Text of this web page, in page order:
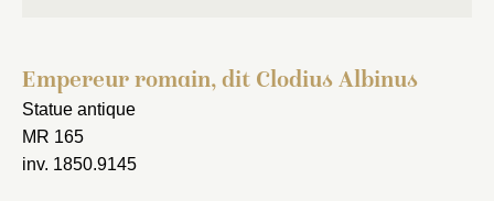
Empereur romain, dit Clodius Albinus
Statue antique
MR 165
inv. 1850.9145